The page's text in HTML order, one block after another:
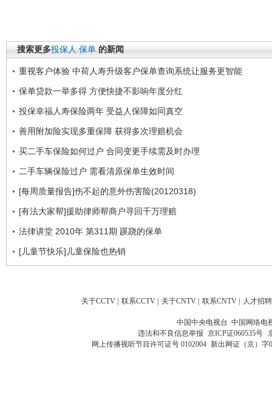
搜索更多投保人 保单 的新闻
重视客户体验 中荷人寿升级客户保单查询系统让服务更智能
保单贷款一举多得 方便快捷不影响年度分红
投保幸福人寿保险两年 受益人保障如同真空
善用附加险实现多重保障 获得多次理赔机会
买二手车保险如何过户 合同变更手续需及时办理
二手车辆保险过户 需看清原保单生效时间
[每周质量报告]伤不起的意外伤害险(20120318)
[有法大家帮]援助律师帮商户寻回千万理赔
法律讲堂 2010年 第311期 蹊跷的保单
[儿童节快乐]儿童保险也热销
关于CCTV | 联系CCTV | 关于CNTV | 联系CNTV | 人才招聘
中国中央电视台 中国网络电
违法和不良信息举报 京ICP证060535号
网上传播视听节目许可证号 0102004 新出网证（京）